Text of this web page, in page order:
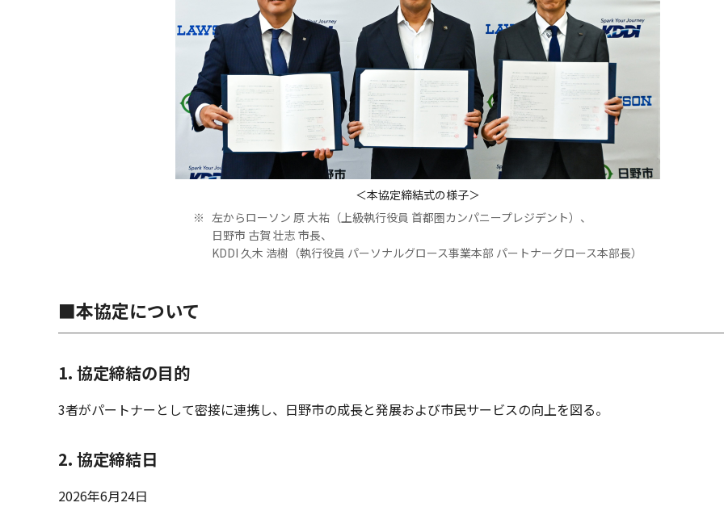
＜本協定締結式の様子＞
※ 左からローソン 原 大祐（上級執行役員 首都圏カンパニープレジデント）、
日野市 古賀 壮志 市長、
KDDI 久木 浩樹（執行役員 パーソナルグロース事業本部 パートナーグロース本部長）
■本協定について
1. 協定締結の目的
3者がパートナーとして密接に連携し、日野市の成長と発展および市民サービスの向上を図る。
2. 協定締結日
2026年6月24日